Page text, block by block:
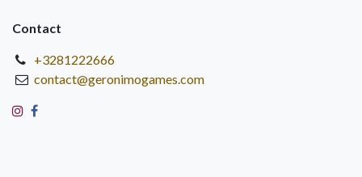
Contact
+3281222666
contact@geronimogames.com